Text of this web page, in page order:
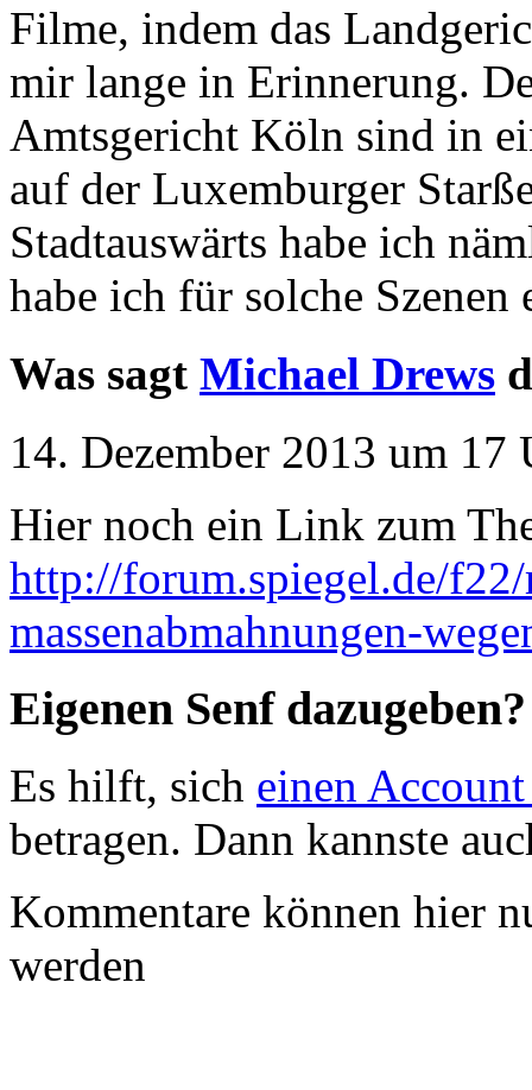
Filme, indem das
mir lange in Erinnerung.
Amtsgericht Köln sind in
auf der Luxemburger
Stadtauswärts habe ich
habe ich für solche
Was sagt Michael Drews
14. Dezember 2013 um 17
Hier noch ein Link zum
http://forum.spiegel.de/
massenabmahnungen-
Eigenen Senf dazugeben?
Es hilft, sich einen
betragen. Dann kannste
Kommentare können hier
werden